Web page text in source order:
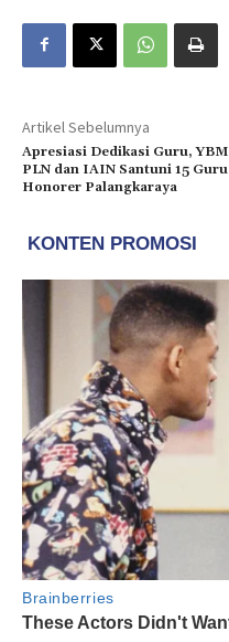
Artikel Sebelumnya
Apresiasi Dedikasi Guru, YBM
PLN dan IAIN Santuni 15 Guru
Honorer Palangkaraya